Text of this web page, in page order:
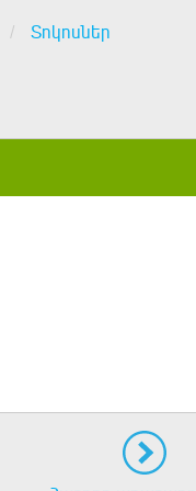
Տոկոսներ